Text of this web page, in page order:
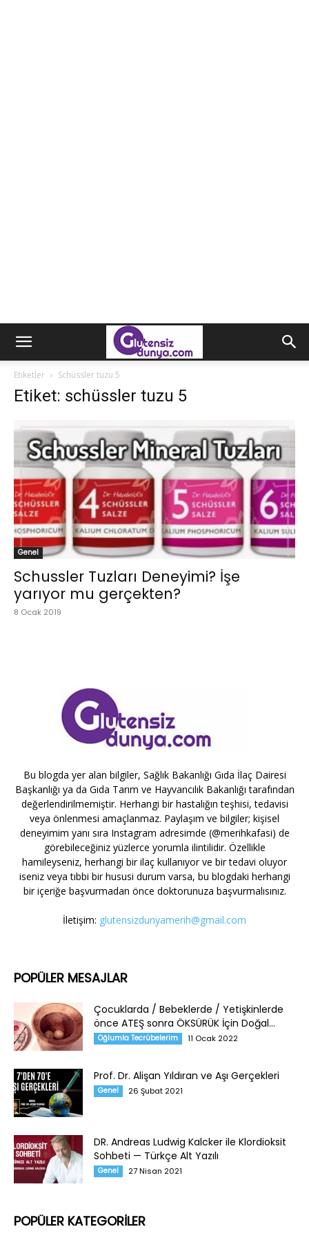
Etiketler Schüssler tuzu 5
Etiket: schüssler tuzu 5
Genel
Schussler Tuzları Deneyimi? İşe
yarıyor mu gerçekten?
8 Ocak 2019
Bu blogda yer alan bilgiler, Sağlık Bakanlığı Gıda İlaç Dairesi
Başkanlığı ya da Gıda Tarım ve Hayvancılık Bakanlığı tarafından
değerlendirilmemiştir. Herhangi bir hastalığın teşhisi, tedavisi
veya önlenmesi amaçlanmaz. Paylaşım ve bilgiler; kişisel
deneyimim yanı sıra Instagram adresimde (@merihkafasi) de
görebileceğiniz yüzlerce yorumla ilintilidir. Özellikle
hamileyseniz, herhangi bir ilaç kullanıyor ve bir tedavi oluyor
iseniz veya tıbbi bir hususi durum varsa, bu blogdaki herhangi
bir içeriğe başvurmadan önce doktorunuza başvurmalısınız.
İletişim: glutensizdunyamerih@gmail.com
POPÜLER MESAJLAR
Çocuklarda / Bebeklerde / Yetişkinlerde
önce ATEŞ sonra ÖKSÜRÜK İçin Doğal...
Oğlumla Tecrübelerim 11 Ocak 2022
Prof. Dr. Alişan Yıldıran ve Aşı Gerçekleri
Genel 26 Şubat 2021
DR. Andreas Ludwig Kalcker ile Klordioksit
Sohbeti — Türkçe Alt Yazılı
Genel 27 Nisan 2021
POPÜLER KATEGORİLER